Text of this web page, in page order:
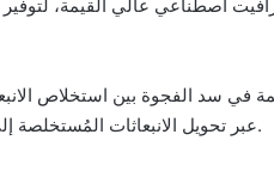
اصطناعي عالي القيمة،
عبر تحويل الانبعاثات المُستخلصة إلى جرافيت الذي يمثل المكون الأساسي في بطاريات أيونات الليثيوم.